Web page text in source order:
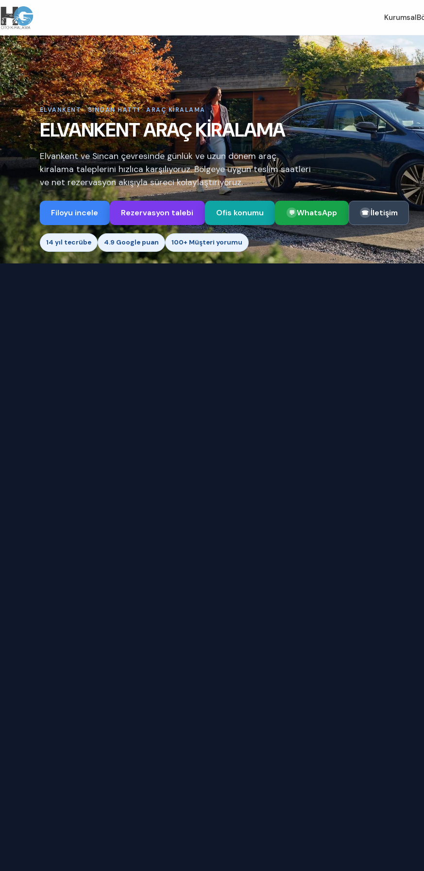
Kurumsal
ELVANKENT · SİNCAN HATTI · ARAÇ KİRALAMA
ELVANKENT ARAÇ KİRALAMA
Elvankent ve Sincan çevresinde günlük ve uzun dönem araç
kiralama taleplerini hızlıca karşılıyoruz. Bölgeye uygun teslim saatleri
ve net rezervasyon akışıyla süreci kolaylaştırıyoruz.
Filoyu incele Rezervasyon talebi Ofis konumu 💬 WhatsApp ☎ İletişim
14 yıl tecrübe 4.9 Google puan 100+ Müşteri yorumu